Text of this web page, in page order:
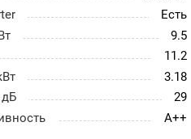
Есть
9.5
11.2
3.18
29
A++